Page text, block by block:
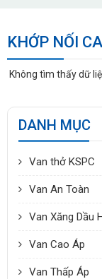
KHỚP NỐI
Không tìm thấy dữ
DANH MỤC
Van thở KSPC
Van An Toàn
Van Xăng Dầu
Van Cao Áp
Van Thấp Áp